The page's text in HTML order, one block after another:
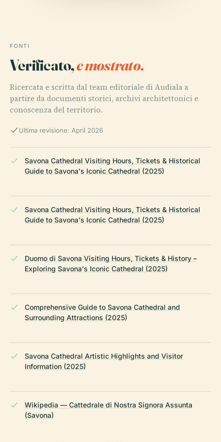
FONTI
Verificato,e mostrato.
Ricercata e scritta dal team editoriale di Audiala a
partire da documenti storici, archivi architettonici e
conoscenza del territorio.
Ultima revisione: April 2026
Savona Cathedral Visiting Hours, Tickets & Historical
Guide to Savona's Iconic Cathedral (2025)
Savona Cathedral Visiting Hours, Tickets & Historical
Guide to Savona's Iconic Cathedral (2025)
Duomo di Savona Visiting Hours, Tickets & History –
Exploring Savona's Iconic Cathedral (2025)
Comprehensive Guide to Savona Cathedral and
Surrounding Attractions (2025)
Savona Cathedral Artistic Highlights and Visitor
Information (2025)
Wikipedia — Cattedrale di Nostra Signora Assunta
(Savona)